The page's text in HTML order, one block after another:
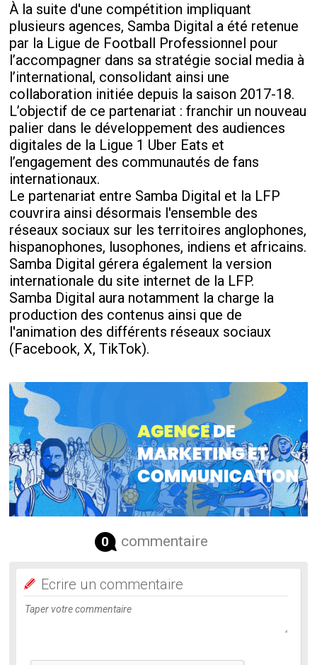
À la suite d'une compétition impliquant
plusieurs agences, Samba Digital a été retenue
par la Ligue de Football Professionnel pour
l’accompagner dans sa stratégie social media à
l’international, consolidant ainsi une
collaboration initiée depuis la saison 2017-18.
L’objectif de ce partenariat : franchir un nouveau
palier dans le développement des audiences
digitales de la Ligue 1 Uber Eats et
l’engagement des communautés de fans
internationaux.
Le partenariat entre Samba Digital et la LFP
couvrira ainsi désormais l'ensemble des
réseaux sociaux sur les territoires anglophones,
hispanophones, lusophones, indiens et africains.
Samba Digital gérera également la version
internationale du site internet de la LFP.
Samba Digital aura notamment la charge la
production des contenus ainsi que de
l'animation des différents réseaux sociaux
(Facebook, X, TikTok).
0 commentaire
Ecrire un commentaire